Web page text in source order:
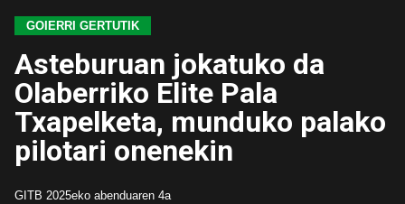
GOIERRI GERTUTIK
Asteburuan jokatuko da
Olaberriko Elite Pala
Txapelketa, munduko palako
pilotari onenekin
GITB 2025eko abenduaren 4a